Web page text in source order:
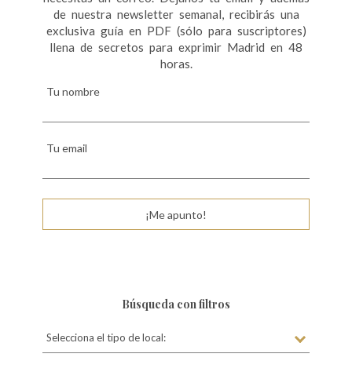
de nuestra newsletter semanal, recibirás una
exclusiva guía en PDF (sólo para suscriptores)
llena de secretos para exprimir Madrid en 48
horas.
Tu nombre
Tu email
¡Me apunto!
Búsqueda con filtros
Selecciona el tipo de local: